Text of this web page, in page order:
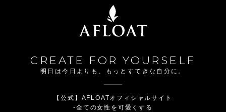
CREATE FOR YOURSELF
明日は今日よりも、もっとすてきな自分に。
【公式】AFLOATオフィシャルサイト
-全ての女性を可愛くする